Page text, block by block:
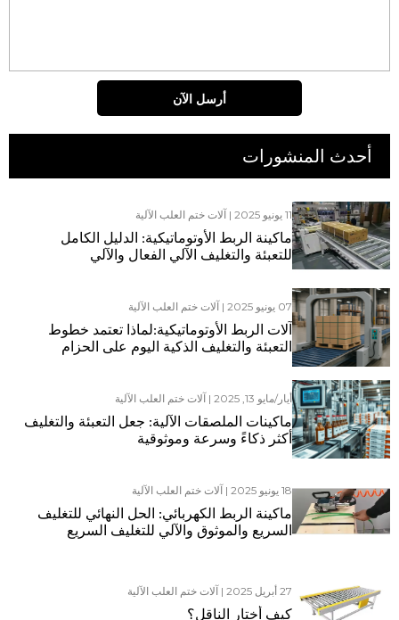
أرسل الآن
أحدث المنشورات
11 يونيو 2025 |آلات ختم العلب الآلية
ماكينة الربط الأوتوماتيكية: الدليل الكامل
للتعبئة والتغليف الآلي الفعال والآلي
07 يونيو 2025 |آلات ختم العلب الآلية
آلات الربط الأوتوماتيكية:لماذا تعتمد خطوط
التعبئة والتغليف الذكية اليوم على الحزام
أيار/مايو 13, 2025 |آلات ختم العلب الآلية
ماكينات الملصقات الآلية: جعل التعبئة والتغليف
أكثر ذكاءً وسرعة وموثوقية
18 يونيو 2025 |آلات ختم العلب الآلية
ماكينة الربط الكهربائي: الحل النهائي للتغليف
السريع والموثوق والآلي للتغليف السريع
27 أبريل 2025 |آلات ختم العلب الآلية
كيف أختار الناقل؟